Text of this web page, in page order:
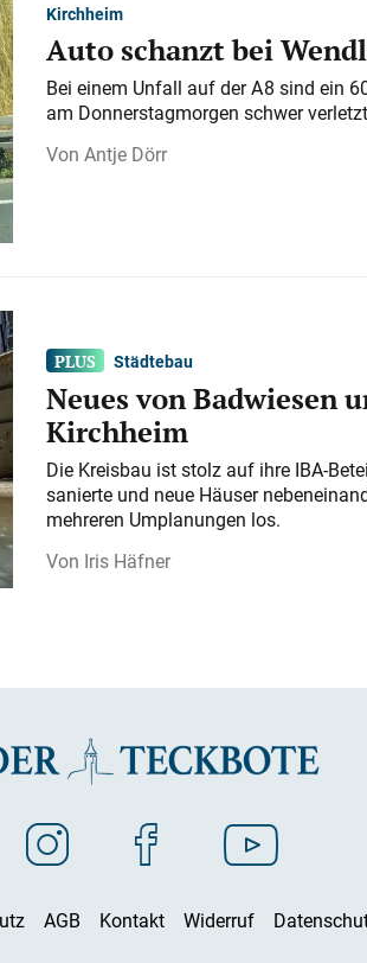
Kirchheim
Auto schanzt bei
Bei einem Unfall auf der A 8 sind ein
am Donnerstagmorgen schwer
Antje Dörr
Städtebau
Neues von Badwiesen
Kirchheim
Die Kreisbau ist stolz auf ihre IBA-
sanierte und neue Häuser
mehreren Umplanungen los.
Iris Häfner
AGB Kontakt Widerruf